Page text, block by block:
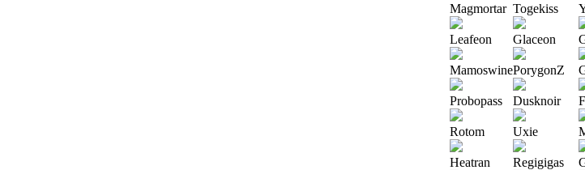
Magmortar Togekiss
Leafeon Glaceon
MamoswinePorygonZ
Probopass Dusknoir
Rotom Uxie
Heatran Regigigas